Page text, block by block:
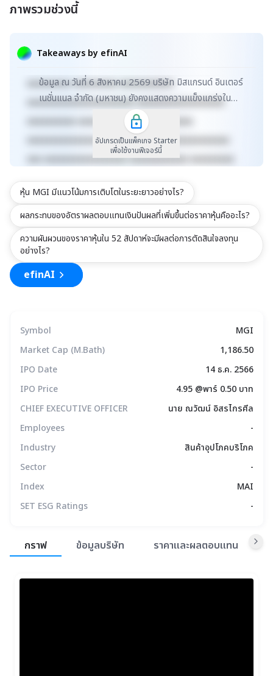
ภาพรวมช่วงนี้
Takeaways by efinAI
xxxxx xxxxxxxxxxxxxxxxxxxxxxxxxxxxxx
xxxxxxxxxxxxxxxxxx xxxxxxxxxxxxxxx xxxxx
xxxxxxxxx xxxxxxxxx xxxxxxxxxxx
xxxxxxxxxxxxxxxxxxxxxx xxxxxxxxxxxxxxxxxx
xxxxxxxxxx xxxxxxxxxxxxx xxxxxxxxxx
xxxxxxxxxxxxxxxxxxxxxxxxxx xxxxxxxxxxxxxxx
xxx xxxxxxxxxxxxxxxxx xxxxxxxxxxxx xxxxxxxxx
xxxxxxxxxxx xxxxxxxx xxxxxxxxxxxxxxxxxxxxxxx
xxxxxxxxxxxxxxxxxxx xxxxx
xxxxxxxxxxxxxxxxxxxxxxxxxxxxxx
ข้อมูล ณ วันที่ 6 สิงหาคม 2569 บริษัท มิสแกรนด์ อินเตอร์
เนชั่นแนล จำกัด (มหาชน) ยังคงแสดงความแข็งแกร่งใน
ตลาด MAI ด้วยมูลค่าหลักทรัพย์ตามราคาตลาดเพิ่มข...
อัปเกรดเป็นแพ็คเกจ Starter
เพื่อใช้งานฟีเจอร์นี้
หุ้น MGI มีแนวโน้มการเติบโตในระยะยาวอย่างไร?
ผลกระทบของอัตราผลตอบแทนเงินปันผลที่เพิ่มขึ้นต่อราคาหุ้นคืออะไร?
ความผันผวนของราคาหุ้นใน 52 สัปดาห์จะมีผลต่อการตัดสินใจลงทุน
อย่างไร?
efinAI
Symbol
MGI
Market Cap (M.Bath)
1,186.50
IPO Date
14 ธ.ค. 2566
IPO Price
4.95 @พาร์ 0.50 บาท
CHIEF EXECUTIVE OFFICER
นาย ณวัฒน์ อิสรไกรศีล
Employees
-
Industry
สินค้าอุปโภคบริโภค
Sector
-
Index
MAI
SET ESG Ratings
-
กราฟ
ข้อมูลบริษัท ราคาและผลตอบแทน